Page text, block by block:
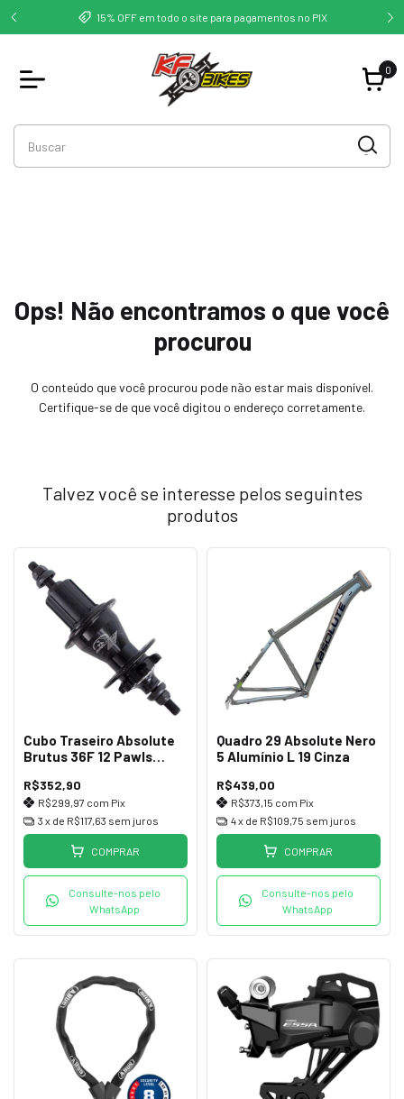
- 15% OFF em todo o site para pagamentos no PIX
0
Ops! Não encontramos o que você
procurou
O conteúdo que você procurou pode não estar mais disponível.
Certifique-se de que você digitou o endereço corretamente.
Talvez você se interesse pelos seguintes
produtos
Cubo Traseiro Absolute
Brutus 36F 12 Pawls
R$352,90
R$299,97 com Pix
3 x de R$117,63 sem juros
COMPRAR
Consulte-nos pelo
WhatsApp
Quadro 29 Absolute Nero
5 Alumínio L 19 Cinza
R$439,00
R$373,15 com Pix
4x de R$109,75 sem juros
COMPRAR
Consulte-nos pelo
WhatsApp